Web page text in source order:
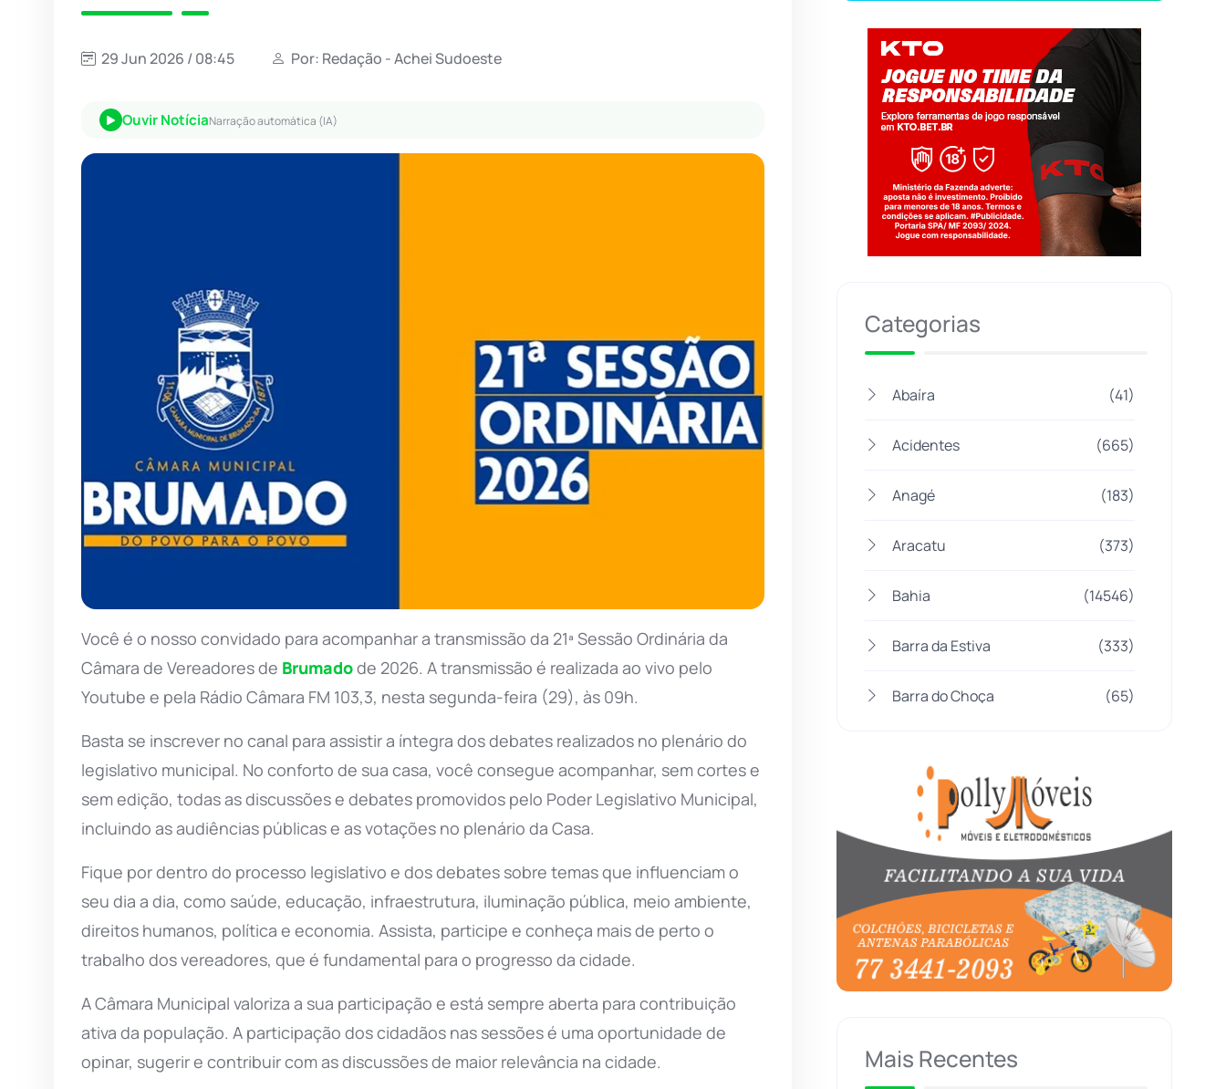
29 Jun 2026 / 08:45 Por: Redação - Achei Sudoeste
Ouvir NotíciaNarração automática (IA)
Você é o nosso convidado para acompanhar a transmissão da 21ª Sessão Ordinária da
Câmara de Vereadores de Brumadode 2026. A transmissão é realizada ao vivo pelo
Youtube e pela Rádio Câmara FM 103,3, nesta segunda-feira (29), às 09h.
Basta se inscrever no canal para assistir a íntegra dos debates realizados no plenário do
legislativo municipal. No conforto de sua casa, você consegue acompanhar, sem cortes e
sem edição, todas as discussões e debates promovidos pelo Poder Legislativo Municipal,
incluindo as audiências públicas e as votações no plenário da Casa.
Fique por dentro do processo legislativo e dos debates sobre temas que influenciam o
seu dia a dia, como saúde, educação, infraestrutura, iluminação pública, meio ambiente,
direitos humanos, política e economia. Assista, participe e conheça mais de perto o
trabalho dos vereadores, que é fundamental para o progresso da cidade.
A Câmara Municipal valoriza a sua participação e está sempre aberta para contribuição
ativa da população. A participação dos cidadãos nas sessões é uma oportunidade de
opinar, sugerir e contribuir com as discussões de maior relevância na cidade.
Categorias
Abaíra (41)
Acidentes (665)
Anagé (183)
Aracatu (373)
Bahia (14546)
Barra da Estiva (333)
Barra do Choça (65)
Bom Jesus da Lapa
Boquira (152)
Botuporã (72)
Brasil (7680)
Brumado (31958)
Caculé
Mais Recentes